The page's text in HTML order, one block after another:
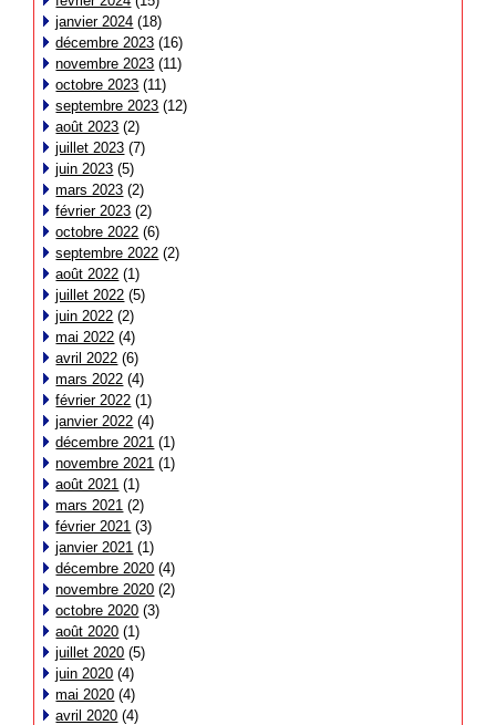
janvier 2024 (18)
décembre 2023 (16)
novembre 2023 (11)
octobre 2023 (11)
septembre 2023 (12)
août 2023 (2)
juillet 2023 (7)
juin 2023 (5)
mars 2023 (2)
février 2023 (2)
octobre 2022 (6)
septembre 2022 (2)
août 2022 (1)
juillet 2022 (5)
juin 2022 (2)
mai 2022 (4)
avril 2022 (6)
mars 2022 (4)
février 2022 (1)
janvier 2022 (4)
décembre 2021 (1)
novembre 2021 (1)
août 2021 (1)
mars 2021 (2)
février 2021 (3)
janvier 2021 (1)
décembre 2020 (4)
novembre 2020 (2)
octobre 2020 (3)
août 2020 (1)
juillet 2020 (5)
juin 2020 (4)
mai 2020 (4)
avril 2020 (4)